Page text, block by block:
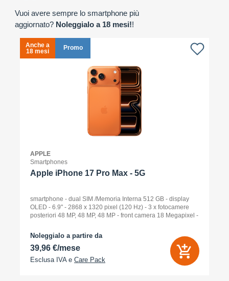
Vuoi avere sempre lo smartphone più
aggiornato? Noleggialo a 18 mesi!!
Anche a
18 mesi
Promo
APPLE
Smartphones
Apple iPhone 17 Pro Max - 5G
smartphone - dual SIM /Memoria Interna 512 GB - display
OLED - 6.9" - 2868 x 1320 pixel (120 Hz) - 3 x fotocamere
posteriori 48 MP, 48 MP, 48 MP - front camera 18 Megapixel -
Noleggialo a partire da
39,96 €/mese
Esclusa IVA e Care Pack